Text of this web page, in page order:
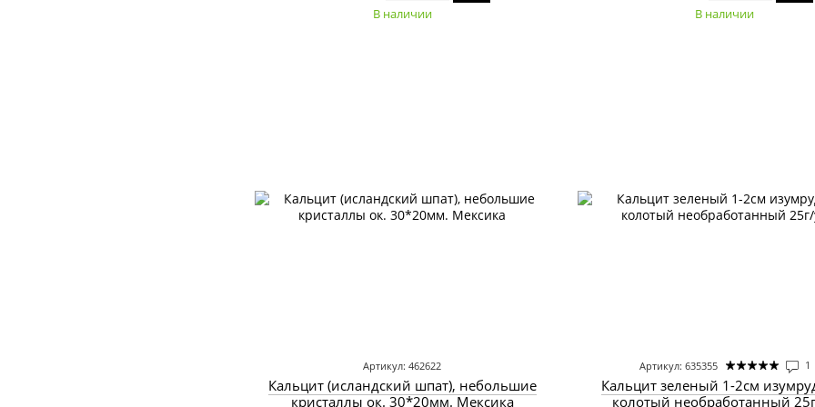
В наличии В наличии
Артикул: 462622
Кальцит (исландский шпат), небольшие
кристаллы ок. 30*20мм. Мексика
Артикул: 635355 1
Кальцит зеленый 1-2см
колотый необработанный